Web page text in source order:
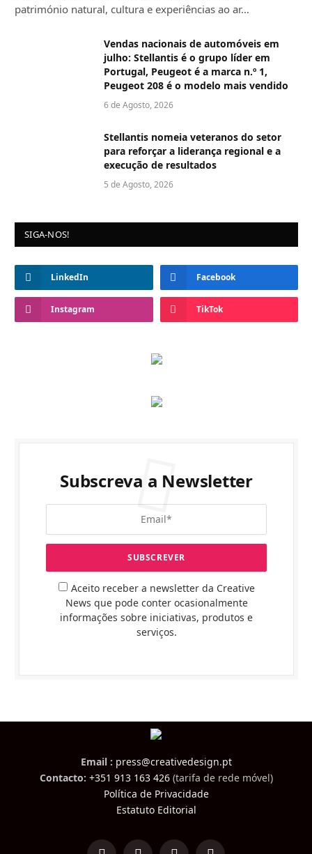
património natural, cultura e experiências ao ar…
Vendas nacionais de automóveis em
julho: Stellantis é o grupo líder em
Portugal, Peugeot é a marca n.º 1,
Peugeot 208 é o modelo mais vendido
6 de Agosto, 2026
Stellantis nomeia veteranos do setor
para reforçar a liderança regional e a
execução de resultados
5 de Agosto, 2026
SIGA-NOS!
LinkedIn Facebook
Instagram TikTok
Subscreva a Newsletter
Aceito receber a newsletter da Creative
News que pode conter ocasionalmente
informações sobre iniciativas, produtos e
serviços.
Email : press@creativedesign.pt
Contacto: +351 913 163 426(tarifa de rede móvel)
Política de Privacidade
Estatuto Editorial